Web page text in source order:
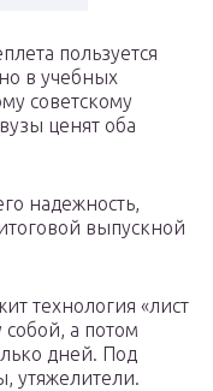
пользуется
в учебных
советскому
ценят оба
надежность,
выпускной
технология «лист
а потом
дней. Под
утяжелители.